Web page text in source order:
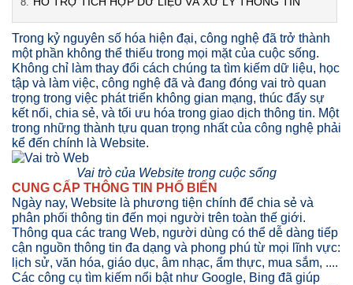
Trong kỷ nguyên số hóa hiện đại, công nghệ đã trở thành
một phần không thể thiếu trong mọi mặt của cuộc sống.
Không chỉ làm thay đổi cách chúng ta tìm kiếm dữ liệu, học
tập và làm việc, công nghệ đã và đang đóng vai trò quan
trọng trong việc phát triển không gian mạng, thúc đẩy sự
kết nối, chia sẻ, và tối ưu hóa trong giao dịch thông tin. Một
trong những thành tựu quan trọng nhất của công nghệ phải
kể đến chính là Website.
Vai trò của Website trong cuộc sống
CUNG CẤP THÔNG TIN PHỔ BIẾN
Ngày nay, Website là phương tiện chính để chia sẻ và
phân phối thông tin đến mọi người trên toàn thế giới.
Thông qua các trang Web, người dùng có thể dễ dàng tiếp
cận nguồn thông tin đa dạng và phong phú từ mọi lĩnh vực:
lịch sử, văn hóa, giáo dục, âm nhạc, ẩm thực, mua sắm, ....
Các công cụ tìm kiếm nổi bật như Google, Bing đã giúp